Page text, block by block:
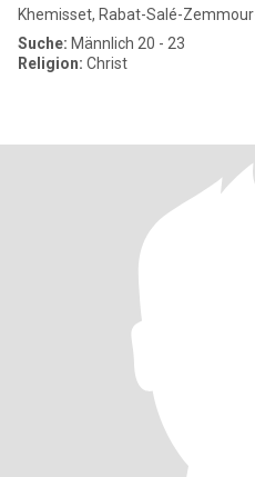
Khemisset, Rabat-Salé-
Suche: Männlich 20 - 23
Religion: Christ